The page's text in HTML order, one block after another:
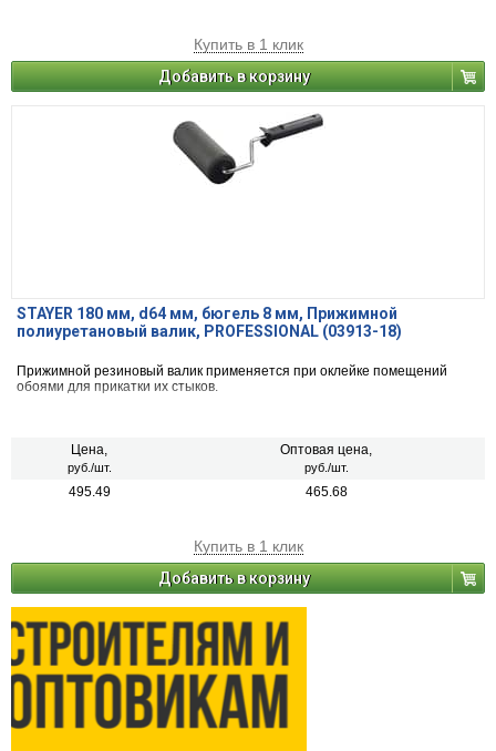
Купить в 1 клик
Добавить в корзину
STAYER 180 мм, d64 мм, бюгель 8 мм, Прижимной
полиуретановый валик, PROFESSIONAL (03913-18)
Прижимной резиновый валик применяется при оклейке помещений
обоями для прикатки их стыков.
Цена,
руб./шт.
Оптовая цена,
руб./шт.
495.49 465.68
Купить в 1 клик
Добавить в корзину